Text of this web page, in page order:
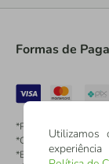
Formas de
*Pontos dos Cartões
*Cartões Sicredi
*Boleto exclusivo
Utilizamos